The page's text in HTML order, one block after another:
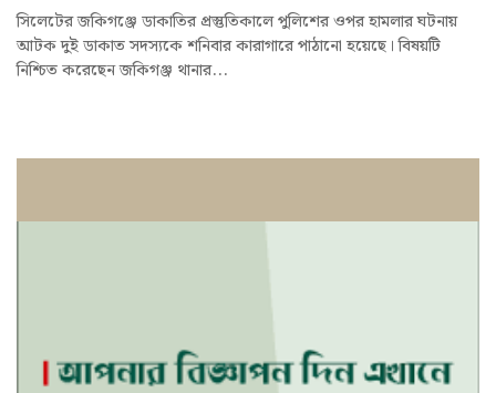
সিলেটের জকিগঞ্জে ডাকাতির প্রস্তুতিকালে পুলিশের ওপর হামলার ঘটনায়
আটক দুই ডাকাত সদস্যকে শনিবার কারাগারে পাঠানো হয়েছে। বিষয়টি
নিশ্চিত করেছেন জকিগঞ্জ থানার...